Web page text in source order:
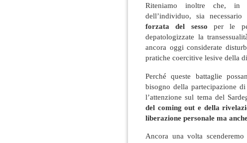
Riteniamo inoltre che, in
dell’individuo, sia necessario
forzata del sesso per le
depatologizzate la
ancora oggi considerate
pratiche coercitive lesive della
Perché queste battaglie
bisogno della partecipazione
l’attenzione sul tema del
del coming out e della
liberazione personale ma
Ancora una volta